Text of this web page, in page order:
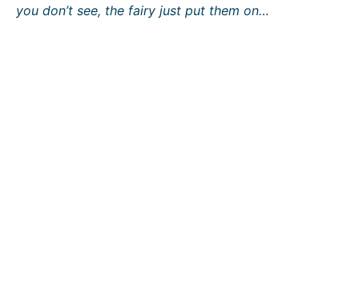
you don’t see, the fairy just put them on…